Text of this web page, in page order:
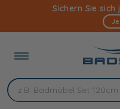
Inhalt
Sichern Sie